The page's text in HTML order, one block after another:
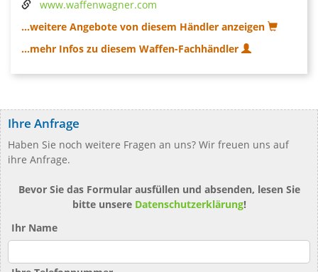
www.waffenwagner.com
...weitere Angebote von diesem Händler anzeigen
...mehr Infos zu diesem Waffen-Fachhändler
Ihre Anfrage
Haben Sie noch weitere Fragen an uns? Wir freuen uns auf
ihre Anfrage.
Bevor Sie das Formular ausfüllen und absenden, lesen Sie
bitte unsere Datenschutzerklärung!
Ihr Name